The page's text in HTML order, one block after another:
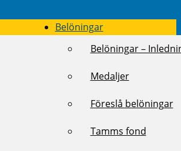
Belöningar
Belöningar –
Medaljer
Föreslå belöningar
Tamms fond